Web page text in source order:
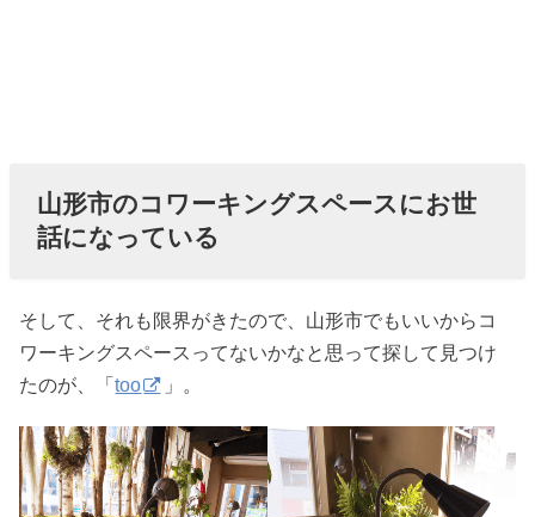
山形市のコワーキングスペースにお世
話になっている
そして、それも限界がきたので、山形市でもいいからコ
ワーキングスペースってないかなと思って探して見つけ
たのが、「too 」。